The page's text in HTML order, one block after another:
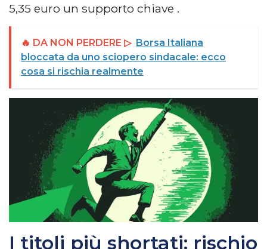
5,35 euro un supporto chiave .
🔥 DA NON PERDERE ▷ Borsa Italiana
bloccata da uno sciopero sindacale: ecco
cosa si rischia realmente
I titoli più shortati: rischio